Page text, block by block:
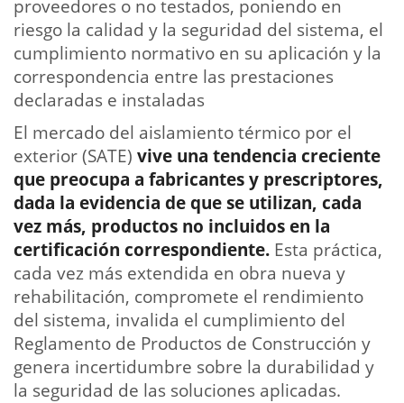
proveedores o no testados, poniendo en
riesgo la calidad y la seguridad del sistema, el
cumplimiento normativo en su aplicación y la
correspondencia entre las prestaciones
declaradas e instaladas
El mercado del aislamiento térmico por el
exterior (SATE) vive una tendencia creciente
que preocupa a fabricantes y prescriptores,
dada la evidencia de que se utilizan, cada
vez más, productos no incluidos en la
certificación correspondiente. Esta práctica,
cada vez más extendida en obra nueva y
rehabilitación, compromete el rendimiento
del sistema, invalida el cumplimiento del
Reglamento de Productos de Construcción y
genera incertidumbre sobre la durabilidad y
la seguridad de las soluciones aplicadas.